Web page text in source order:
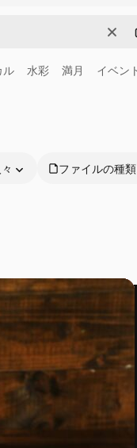
消去
ル 水彩 満月 イベン
ファイルの種類
ト
運営
料金
会社概要
Reviews